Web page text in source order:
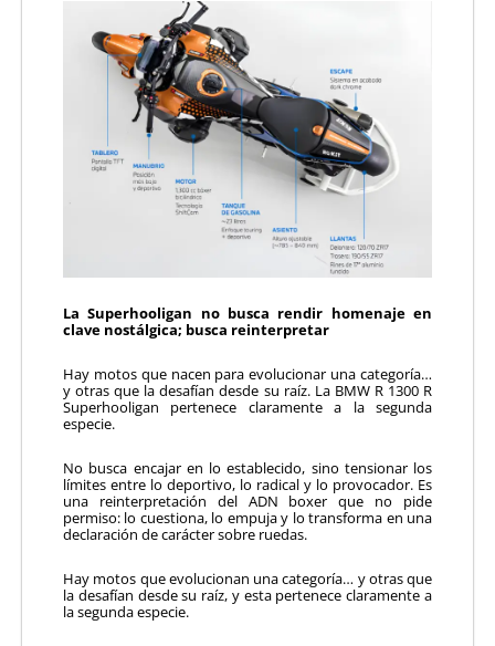
La Superhooligan no busca rendir homenaje en
clave nostálgica; busca reinterpretar
Hay motos que nacen para evolucionar una categoría…
y otras que la desafían desde su raíz. La BMW R 1300 R
Superhooligan pertenece claramente a la segunda
especie.
No busca encajar en lo establecido, sino tensionar los
límites entre lo deportivo, lo radical y lo provocador. Es
una reinterpretación del ADN boxer que no pide
permiso: lo cuestiona, lo empuja y lo transforma en una
declaración de carácter sobre ruedas.
Hay motos que evolucionan una categoría… y otras que
la desafían desde su raíz, y esta pertenece claramente a
la segunda especie.